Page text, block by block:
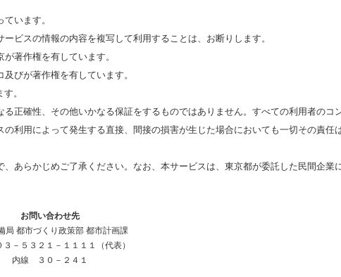
います。
ビスの情報の内容を複写して利用することは、お断りします。
著作権を有しています。
びが著作権を有しています。
。
正確性、その他いかなる保証をするものではありません。すべての利用者のコ
利用によって発生する直接、間接の損害が生じた場合においても一切その責任
あらかじめご了承ください。なお、本サービスは、東京都が委託した民間企業
お問い合わせ先
局 都市づくり政策部 都市計画課
－５３２１－１１１１（代表）
内線 ３０－２４１